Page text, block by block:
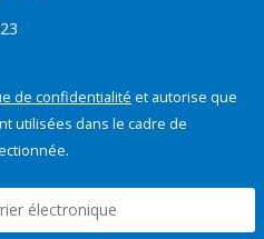
de confidentialité et autorise que
utilisées dans le cadre de